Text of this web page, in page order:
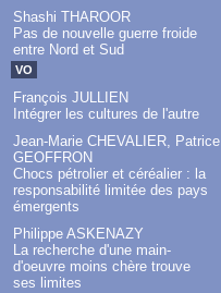
Shashi THAROOR
Pas de nouvelle guerre froide
entre Nord et Sud
VO
François JULLIEN
Intégrer les cultures de l'autre
Jean-Marie CHEVALIER, Patrice
GEOFFRON
Chocs pétrolier et céréalier : la
responsabilité limitée des pays
émergents
Philippe ASKENAZY
La recherche d'une main-
d'oeuvre moins chère trouve
ses limites